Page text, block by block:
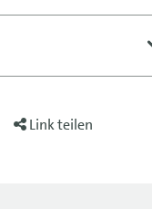
Link teilen